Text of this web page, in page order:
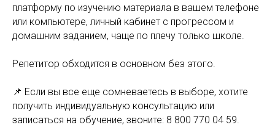
платформу по изучению материала в вашем телефоне
или компьютере, личный кабинет с прогрессом и
домашним заданием, чаще по плечу только школе.
Репетитор обходится в основном без этого.
📌 Если вы все еще сомневаетесь в выборе, хотите
получить индивидуальную консультацию или
записаться на обучение, звоните: 8 800 770 04 59.